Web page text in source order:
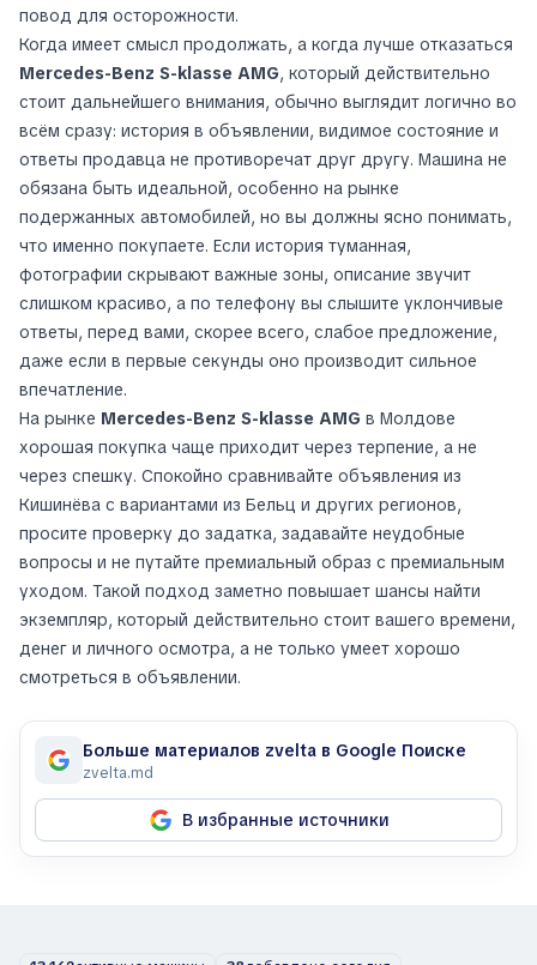
повод для осторожности.
Когда имеет смысл продолжать, а когда лучше отказаться
Mercedes-Benz S-klasse AMG, который действительно
стоит дальнейшего внимания, обычно выглядит логично во
всём сразу: история в объявлении, видимое состояние и
ответы продавца не противоречат друг другу. Машина не
обязана быть идеальной, особенно на рынке
подержанных автомобилей, но вы должны ясно понимать,
что именно покупаете. Если история туманная,
фотографии скрывают важные зоны, описание звучит
слишком красиво, а по телефону вы слышите уклончивые
ответы, перед вами, скорее всего, слабое предложение,
даже если в первые секунды оно производит сильное
впечатление.
На рынке Mercedes-Benz S-klasse AMG в Молдове
хорошая покупка чаще приходит через терпение, а не
через спешку. Спокойно сравнивайте объявления из
Кишинёва с вариантами из Бельц и других регионов,
просите проверку до задатка, задавайте неудобные
вопросы и не путайте премиальный образ с премиальным
уходом. Такой подход заметно повышает шансы найти
экземпляр, который действительно стоит вашего времени,
денег и личного осмотра, а не только умеет хорошо
смотреться в объявлении.
Больше материалов zvelta в Google Поиске
zvelta.md
В избранные источники